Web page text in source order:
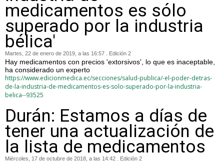
medicamentos es sólo
superado por la industria
bélica'
Martes, 22 de enero de 2019, a las 16:57 . Edición 2
Hay medicamentos con precios 'extorsivos', lo que es inaceptable,
ha considerado un experto
https://www.edicionmedica.ec/secciones/salud-publica/-el-poder-detras-
de-la-industria-de-medicamentos-es-solo-superado-por-la-industria-
belica--93525
Durán: Estamos a días de
tener una actualización de
la lista de medicamentos
Miércoles, 17 de octubre de 2018, a las 14:42 . Edición 2